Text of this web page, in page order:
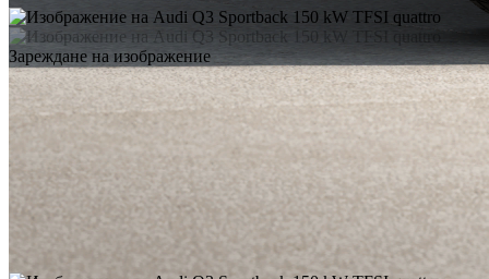
Зареждане на изображение